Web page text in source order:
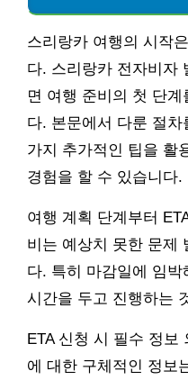
스리랑카 여행의 시작
다. 스리랑카 전자비자
면 여행 준비의 첫 단
다. 본문에서 다룬 절
가지 추가적인 팁을 활
경험을 할 수 있습니다.
여행 계획 단계부터
비는 예상치 못한 문제
다. 특히 마감일에 임
시간을 두고 진행하는
ETA 신청 시 필수 정보
에 대한 구체적인 정보